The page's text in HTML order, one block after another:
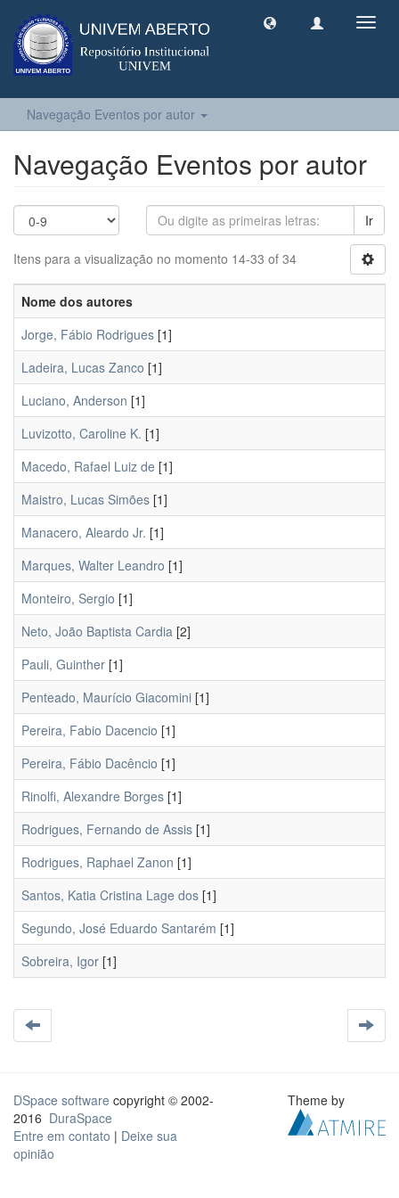
Navegação Eventos por autor
Navegação Eventos por autor
Ir
Itens para a visualização no momento 14-33 of 34
Nome dos autores
Jorge, Fábio Rodrigues [1]
Ladeira, Lucas Zanco [1]
Luciano, Anderson [1]
Luvizotto, Caroline K. [1]
Macedo, Rafael Luiz de [1]
Maistro, Lucas Simões [1]
Manacero, Aleardo Jr. [1]
Marques, Walter Leandro [1]
Monteiro, Sergio [1]
Neto, João Baptista Cardia [2]
Pauli, Guinther [1]
Penteado, Maurício Giacomini [1]
Pereira, Fabio Dacencio [1]
Pereira, Fábio Dacêncio [1]
Rinolfi, Alexandre Borges [1]
Rodrigues, Fernando de Assis [1]
Rodrigues, Raphael Zanon [1]
Santos, Katia Cristina Lage dos [1]
Segundo, José Eduardo Santarém [1]
Sobreira, Igor [1]
DSpace software copyright © 2002-
2016 DuraSpace
Entre em contato | Deixe sua
opinião
Theme by